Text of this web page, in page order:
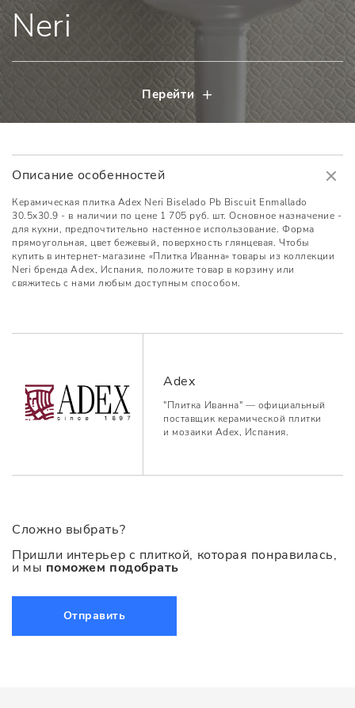
Neri
Перейти
Описание особенностей
Керамическая плитка Adex Neri Biselado Pb Biscuit Enmallado
30.5x30.9 - в наличии по цене 1 705 руб. шт. Основное назначение -
для кухни, предпочтительно настенное использование. Форма
прямоугольная, цвет бежевый, поверхность глянцевая. Чтобы
купить в интернет-магазине «Плитка Иванна» товары из коллекции
Neri бренда Adex, Испания, положите товар в корзину или
свяжитесь с нами любым доступным способом.
Adex
"Плитка Иванна" — официальный
поставщик керамической плитки
и мозаики Adex, Испания.
Сложно выбрать?
Пришли интерьер с плиткой, которая понравилась,
и мы поможем подобрать
Отправить